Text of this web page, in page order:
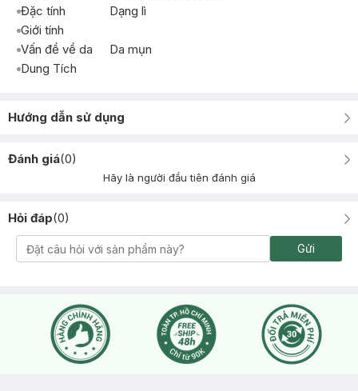
Đặc tính
Dạng lì
Giới tính
Vấn đề về da
Da mụn
Dung Tích
Hướng dẫn sử dụng
Đánh giá(0)
Hãy là người đầu tiên đánh giá
Hỏi đáp(0)
Gửi